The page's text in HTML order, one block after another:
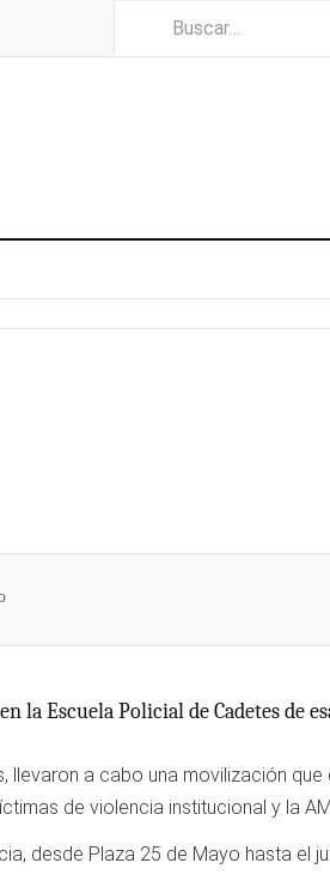
la Escuela Policial de Cadetes de
llevaron a cabo una movilización que
de violencia institucional y la
desde Plaza 25 de Mayo hasta el